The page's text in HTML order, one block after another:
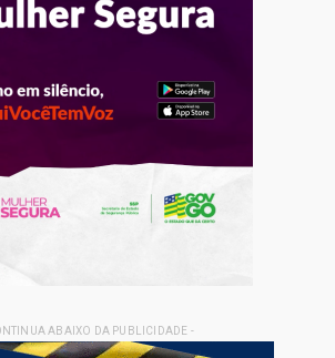
ABAIXO DA PUBLICIDADE -